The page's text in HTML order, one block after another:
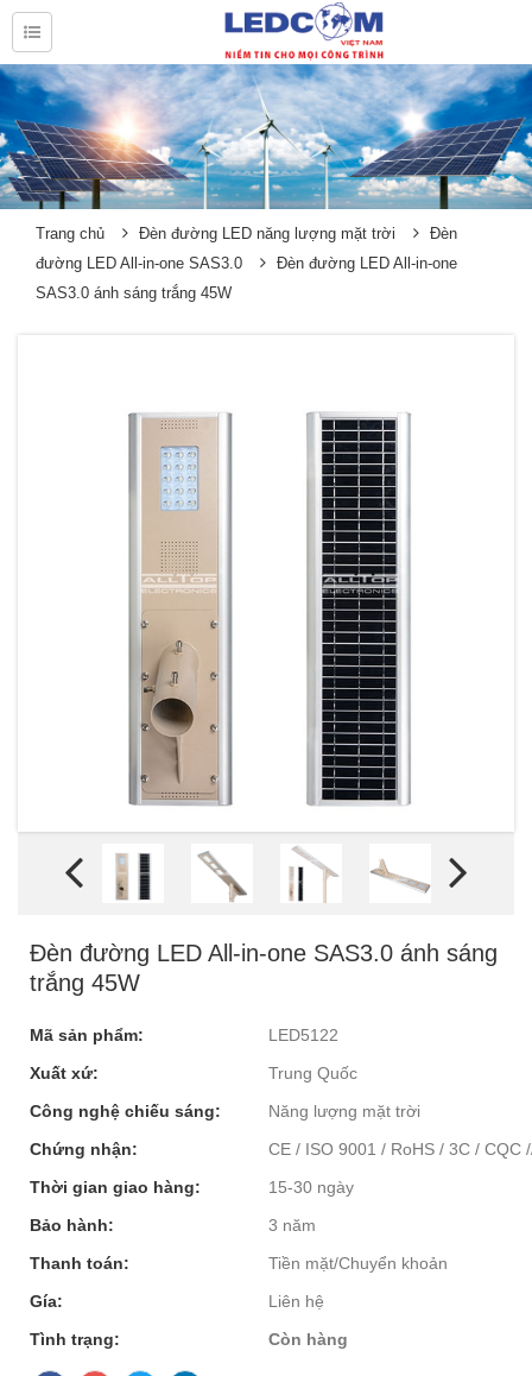
Trang chủ Đèn đường LED năng lượng mặt trời
Đèn
đường LED All-in-one SAS3.0
Đèn đường LED All-in-one
SAS3.0 ánh sáng trắng 45W
Đèn đường LED All-in-one SAS3.0 ánh sáng
trắng 45W
Mã sản phẩm:
LED5122
Xuất xứ:
Trung Quốc
Công nghệ chiếu sáng:
Năng lượng mặt trời
Chứng nhận:
CE / ISO 9001 / RoHS / 3C / CQC
Thời gian giao hàng:
15-30 ngày
Bảo hành:
3 năm
Thanh toán:
Tiền mặt/Chuyển khoản
Gía:
Liên hệ
Tình trạng:
Còn hàng